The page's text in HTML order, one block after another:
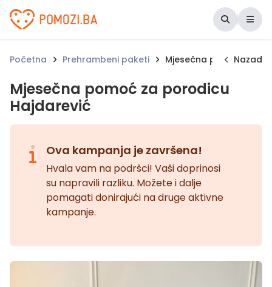
Udruženje Pomozi.ba
Početna Prehrambeni paketi Mjesečna pomoć za
Nazad
Mjesečna pomoć za porodicu
Hajdarević
Ova kampanja je završena!
Hvala vam na podršci! Vaši doprinosi
su napravili razliku. Možete i dalje
pomagati donirajući na druge aktivne
kampanje.